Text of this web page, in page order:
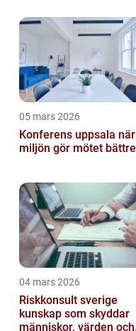
05 mars 2026
Konferens uppsala när
miljön gör mötet bättre
04 mars 2026
Riskkonsult sverige
kunskap som skyddar
människor, värden och